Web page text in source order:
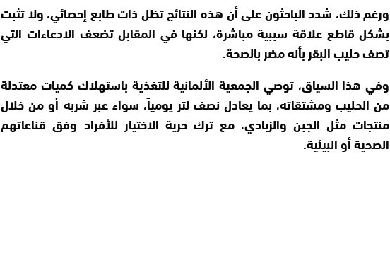
ورغم ذلك، شدد الباحثون على أن هذه النتائج تظل ذات طابع إحصائي، ولا تثبت
بشكل قاطع علاقة سببية مباشرة، لكنها في المقابل تضعف الادعاءات التي
تصف حليب البقر بأنه مضر بالصحة.
وفي هذا السياق، توصي الجمعية الألمانية للتغذية باستهلاك كميات معتدلة
من الحليب ومشتقاته، بما يعادل نصف لتر يومياً، سواء عبر شربه أو من خلال
منتجات مثل الجبن والزبادي، مع ترك حرية الاختيار للأفراد وفق قناعاتهم
الصحية أو البيئية.